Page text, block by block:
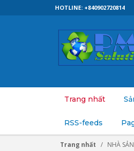
HOTLINE: +840902720814
Trang nhất
RSS-feeds
Trang nhất NHÀ